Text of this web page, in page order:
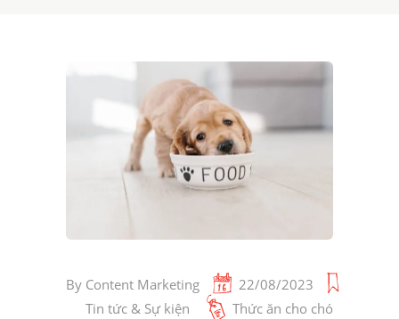
By Content Marketing
22/08/2023
Tin tức & Sự kiện
Thức ăn cho chó